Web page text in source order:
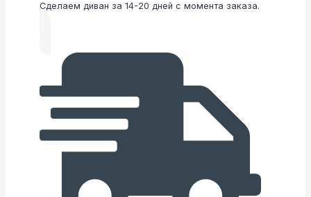
Сделаем диван за 14-20 дней с момента заказа.